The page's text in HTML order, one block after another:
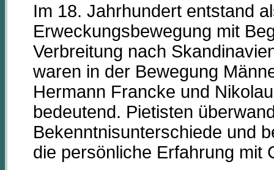
Im 18. Jahrhundert entstand
Erweckungsbewegung mit
Verbreitung nach
waren in der Bewegung
Hermann Francke und
bedeutend. Pietisten
Bekenntnisunterschiede und
die persönliche Erfahrung mit